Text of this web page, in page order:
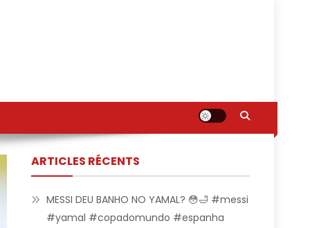
ARTICLES RÉCENTS
MESSI DEU BANHO NO YAMAL? 😳🛁 #messi
#yamal #copadomundo #espanha